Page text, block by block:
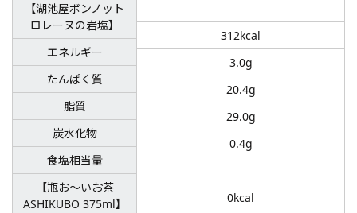
【湖池屋ボンノット
ロレーヌの岩塩】
エネルギー
たんぱく質
脂質
炭水化物
食塩相当量
【瓶お～いお茶
ASHIKUBO 375ml】
312kcal
3.0g
20.4g
29.0g
0.4g
0kcal